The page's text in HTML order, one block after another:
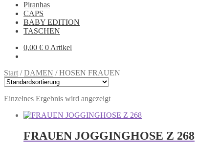
Piranhas
CAPS
BABY EDITION
TASCHEN
0,00 € 0 Artikel
Start /DAMEN /HOSEN FRAUEN
Einzelnes Ergebnis wird angezeigt
FRAUEN JOGGINGHOSE Z 268